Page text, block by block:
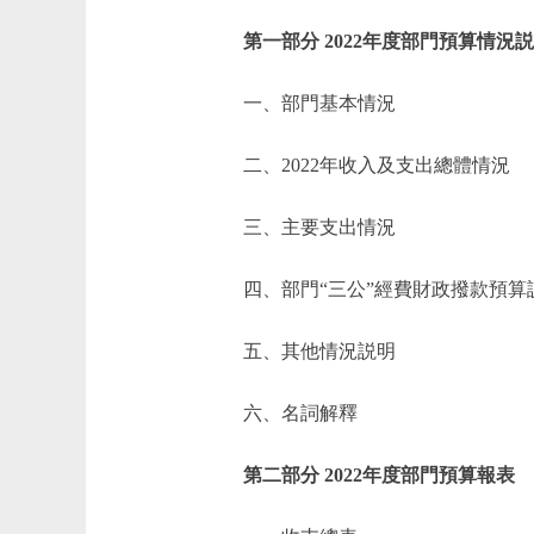
第一部分 2022年度部門預算情況
一、部門基本情況
二、2022年收入及支出總體情況
三、主要支出情況
四、部門“三公”經費財政撥款預算
五、其他情況説明
六、名詞解釋
第二部分 2022年度部門預算報表